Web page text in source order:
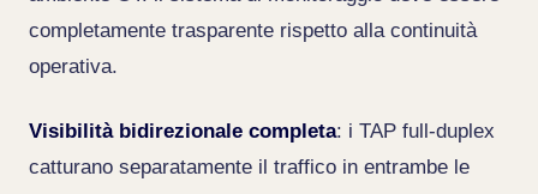
completamente trasparente rispetto alla continuità
operativa.
Visibilità bidirezionale completa: i TAP full-duplex
catturano separatamente il traffico in entrambe le